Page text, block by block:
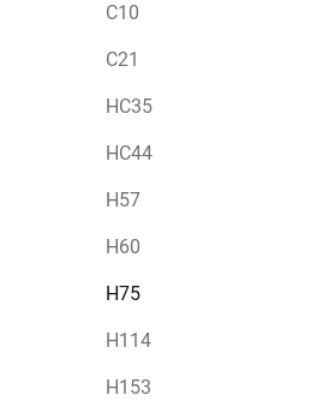
С10
С21
НС35
НС44
Н57
Н60
Н75
Н114
Н153